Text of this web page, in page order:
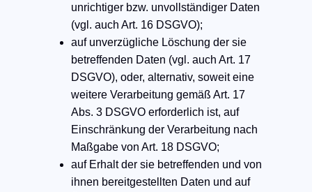
unrichtiger bzw. unvollständiger Daten
(vgl. auch Art. 16 DSGVO);
auf unverzügliche Löschung der sie
betreffenden Daten (vgl. auch Art. 17
DSGVO), oder, alternativ, soweit eine
weitere Verarbeitung gemäß Art. 17
Abs. 3 DSGVO erforderlich ist, auf
Einschränkung der Verarbeitung nach
Maßgabe von Art. 18 DSGVO;
auf Erhalt der sie betreffenden und von
ihnen bereitgestellten Daten und auf